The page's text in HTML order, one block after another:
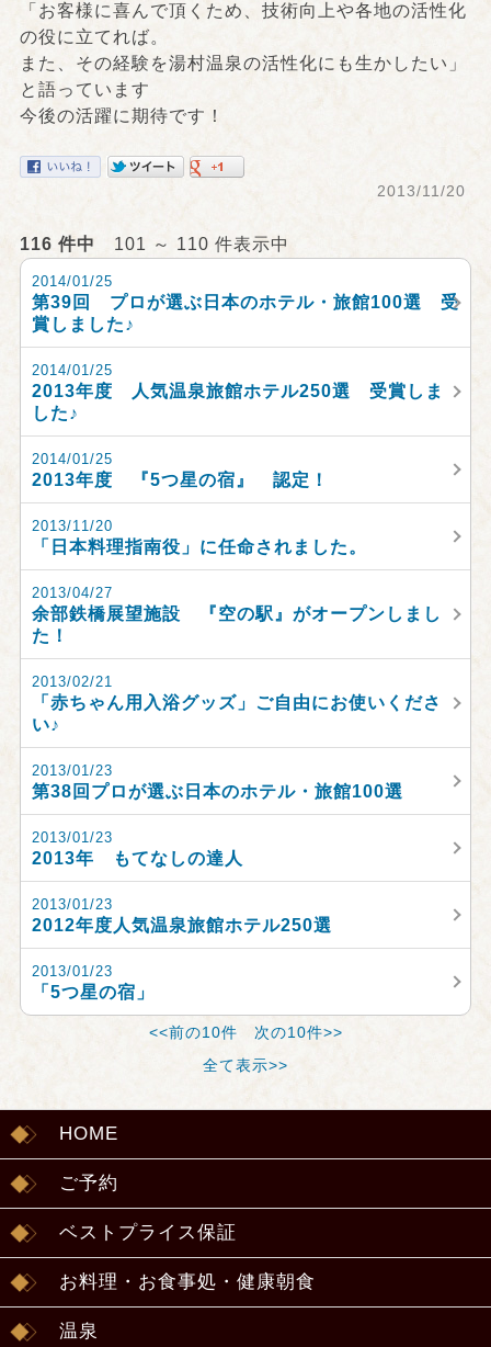
「お客様に喜んで頂くため、技術向上や各地の活性化
の役に立てれば。
また、その経験を湯村温泉の活性化にも生かしたい」
と語っています
今後の活躍に期待です！
2013/11/20
116 件中 101 ～ 110 件表示中
2014/01/25
第39回 プロが選ぶ日本のホテル・旅館100選 受
賞しました♪
2014/01/25
2013年度 人気温泉旅館ホテル250選 受賞しま
した♪
2014/01/25
2013年度 『5つ星の宿』 認定！
2013/11/20
「日本料理指南役」に任命されました。
2013/04/27
余部鉄橋展望施設 『空の駅』がオープンしまし
た！
2013/02/21
「赤ちゃん用入浴グッズ」ご自由にお使いくださ
い♪
2013/01/23
第38回プロが選ぶ日本のホテル・旅館100選
2013/01/23
2013年 もてなしの達人
2013/01/23
2012年度人気温泉旅館ホテル250選
2013/01/23
「5つ星の宿」
<<前の10件
次の10件>>
全て表示>>
HOME
ご予約
ベストプライス保証
お料理・お食事処・健康朝食
温泉